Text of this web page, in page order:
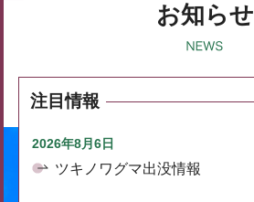
お知らせ
注目情報
2026年8月6日
ツキノワグマ出没情報